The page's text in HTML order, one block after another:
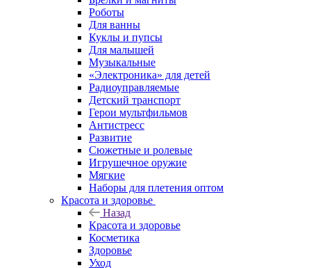
Роботы
Для ванны
Куклы и пупсы
Для малышей
Музыкальные
«Электроника» для детей
Радиоуправляемые
Детский транспорт
Герои мультфильмов
Антистресс
Развитие
Сюжетные и ролевые
Игрушечное оружие
Мягкие
Наборы для плетения оптом
Красота и здоровье
Назад
Красота и здоровье
Косметика
Здоровье
Уход